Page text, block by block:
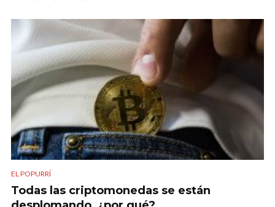
EL POPURRÍ
Todas las criptomonedas se están